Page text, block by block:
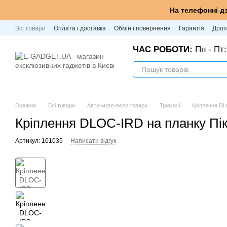
На телефонні
Всі товари Оплата і доставка Обмін і повернення Гарантія
ЧАС РОБОТИ: Пн - Пт:
Головна Всі товари Авто-мото-вело товари Тримачі Кріплення
Кріплення DLOC-IRD на планку
Артикул: 101035 Написати відгук